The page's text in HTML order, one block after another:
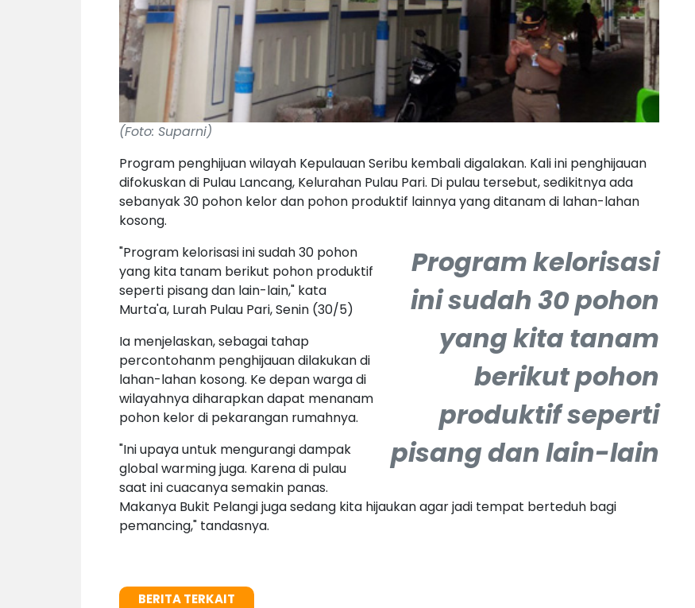
(Foto: Suparni)
Program penghijuan wilayah Kepulauan Seribu kembali digalakan. Kali ini penghijauan
difokuskan di Pulau Lancang, Kelurahan Pulau Pari. Di pulau tersebut, sedikitnya ada
sebanyak 30 pohon kelor dan pohon produktif lainnya yang ditanam di lahan-lahan
kosong.
Program kelorisasi
ini sudah 30 pohon
yang kita tanam
berikut pohon
produktif seperti
pisang dan lain-lain
"Program kelorisasi ini sudah 30 pohon
yang kita tanam berikut pohon produktif
seperti pisang dan lain-lain," kata
Murta'a, Lurah Pulau Pari, Senin (30/5)
Ia menjelaskan, sebagai tahap
percontohanm penghijauan dilakukan di
lahan-lahan kosong. Ke depan warga di
wilayahnya diharapkan dapat menanam
pohon kelor di pekarangan rumahnya.
"Ini upaya untuk mengurangi dampak
global warming juga. Karena di pulau
saat ini cuacanya semakin panas.
Makanya Bukit Pelangi juga sedang kita hijaukan agar jadi tempat berteduh bagi
pemancing," tandasnya.
BERITA TERKAIT